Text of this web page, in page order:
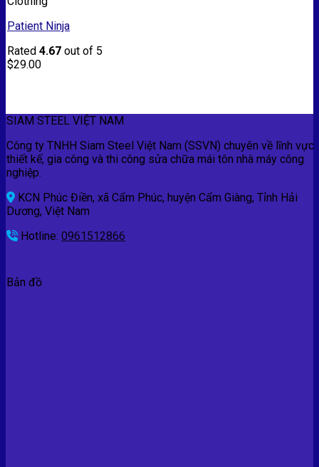
Patient Ninja
Rated 4.67 out of 5
$29.00
SIAM STEEL VIỆT NAM
Công ty TNHH Siam Steel Việt Nam (SSVN) chuyên về lĩnh vực
thiết kế, gia công và thi công sửa chữa mái tôn nhà máy công
nghiệp.
KCN Phúc Điền, xã Cẩm Phúc, huyện Cẩm Giàng, Tỉnh Hải
Dương, Việt Nam
Hotline: 0961512866
Bản đồ